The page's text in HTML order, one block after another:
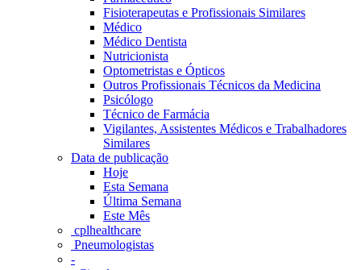
Fisioterapeutas e Profissionais Similares
Médico
Médico Dentista
Nutricionista
Optometristas e Ópticos
Outros Profissionais Técnicos da Medicina
Psicólogo
Técnico de Farmácia
Vigilantes, Assistentes Médicos e Trabalhadores
Similares
Data de publicação
Hoje
Esta Semana
Última Semana
Este Mês
‎ cplhealthcare‬
Pneumologistas
-